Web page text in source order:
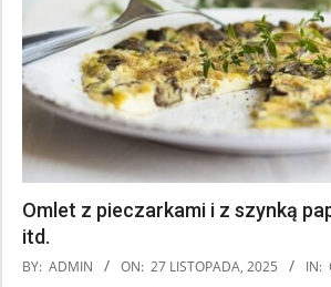
Omlet z pieczarkami i z szynką
itd.
2025-
BY: ADMIN ON: 27 LISTOPADA, 2025 IN: